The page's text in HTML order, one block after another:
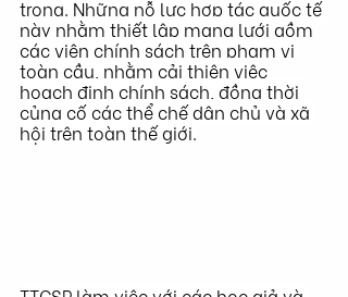
trọng. Những nỗ lực hợp tác quốc tế
này nhằm thiết lập mạng lưới gồm
các viện chính sách trên phạm vi
toàn cầu, nhằm cải thiện việc
hoạch định chính sách, đồng thời
củng cố các thể chế dân chủ và xã
hội trên toàn thế giới.